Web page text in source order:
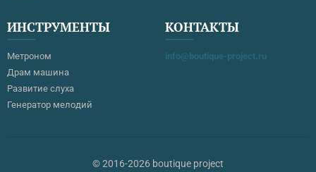
ИНСТРУМЕНТЫ
Метроном
Драм машина
Развитие слуха
Генератор мелодий
КОНТАКТЫ
info@boutique-project.ru
© 2016-2026 boutique project